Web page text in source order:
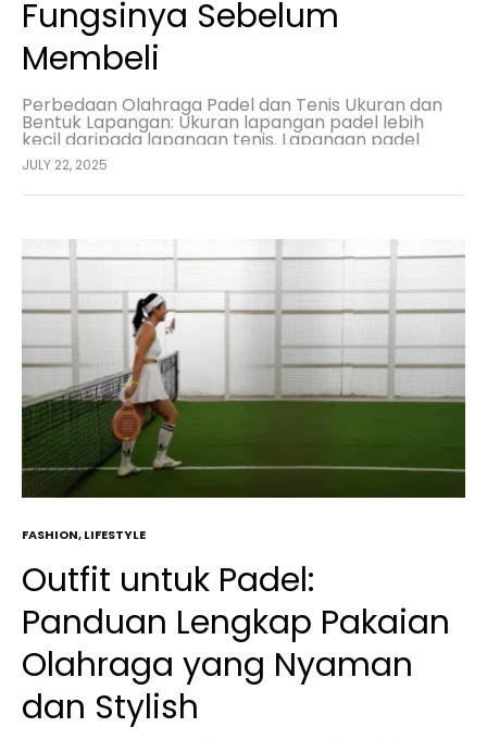
Fungsinya Sebelum
Membeli
Perbedaan Olahraga Padel dan Tenis Ukuran dan
Bentuk Lapangan: Ukuran lapangan padel lebih
kecil daripada lapangan tenis. Lapangan padel
berukuran sekitar 20 x 10 meter dengan dinding
kaca, sedangkan lapangan…
JULY 22, 2025
FASHION,LIFESTYLE
Outfit untuk Padel:
Panduan Lengkap Pakaian
Olahraga yang Nyaman
dan Stylish